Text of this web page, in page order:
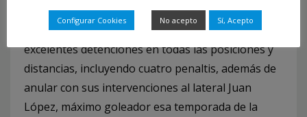
Ruesga en la portería con un acierto de paradas
excepcional en un portero de balonmano, con
excelentes detenciones en todas las posiciones y
distancias, incluyendo cuatro penaltis, además de
anular con sus intervenciones al lateral Juan
López, máximo goleador esa temporada de la
Configurar Cookies No acepto Sí, Acepto